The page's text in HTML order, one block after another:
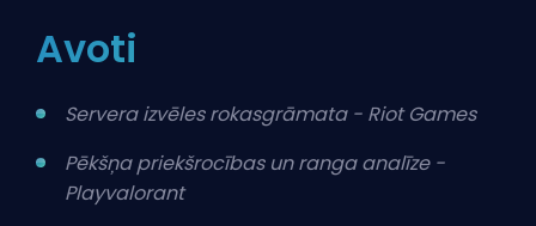
Avoti
Servera izvēles rokasgrāmata - Riot Games
Pēkšņa priekšrocības un ranga analīze -
Playvalorant